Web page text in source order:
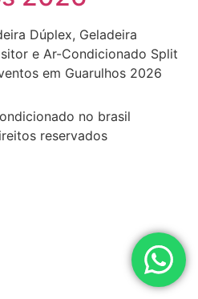
Dúplex, Geladeira
e Ar-Condicionado Split
em Guarulhos 2026
no brasil
reservados